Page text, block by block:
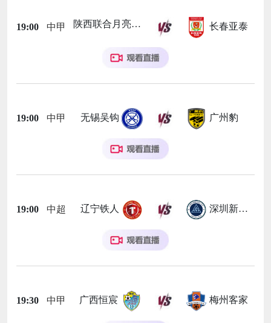
19:00 中甲 陕西联合月亮泊队 长春亚泰
19:00 中甲 无锡吴钩 广州豹
19:00 中超 辽宁铁人 深圳新鹏城
19:30 中甲 广西恒宸 梅州客家